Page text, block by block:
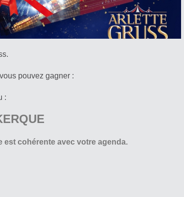
pouvez gagner :
:
est cohérente avec votre agenda.